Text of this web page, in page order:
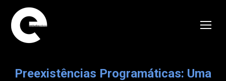
Preexistências Programáticas: Uma